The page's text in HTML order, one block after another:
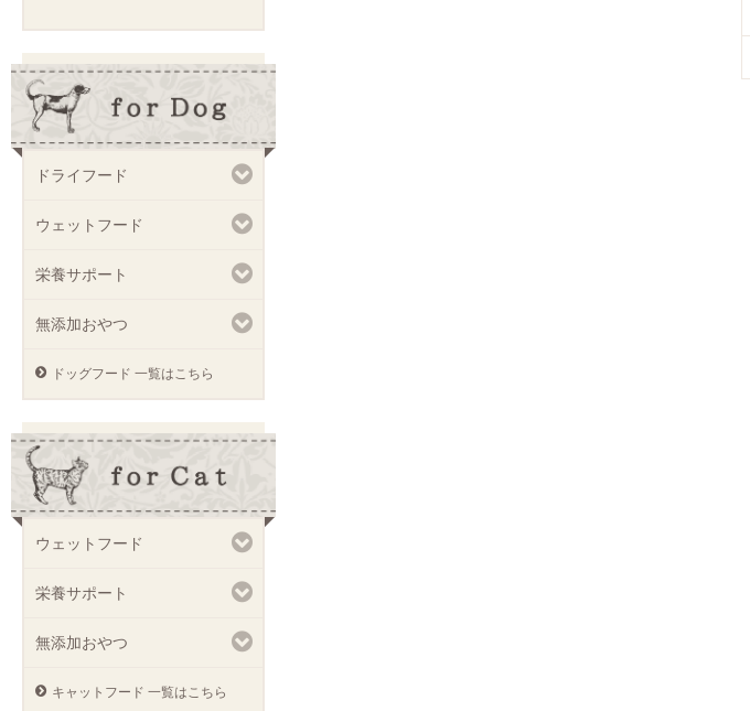
ドライフード
ウェットフード
栄養サポート
無添加おやつ
ドッグフード 一覧はこちら
ウェットフード
栄養サポート
無添加おやつ
キャットフード 一覧はこちら